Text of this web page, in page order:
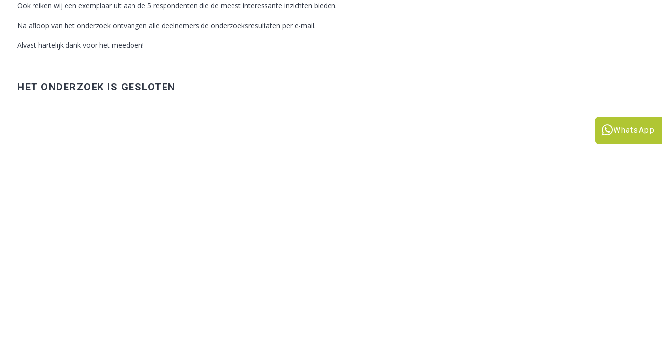
Ook reiken wij een exemplaar uit aan de 5 respondenten die de meest interessante inzichten bieden.
Na afloop van het onderzoek ontvangen alle deelnemers de onderzoeksresultaten per e-mail.
Alvast hartelijk dank voor het meedoen!
HET ONDERZOEK IS GESLOTEN
WhatsApp